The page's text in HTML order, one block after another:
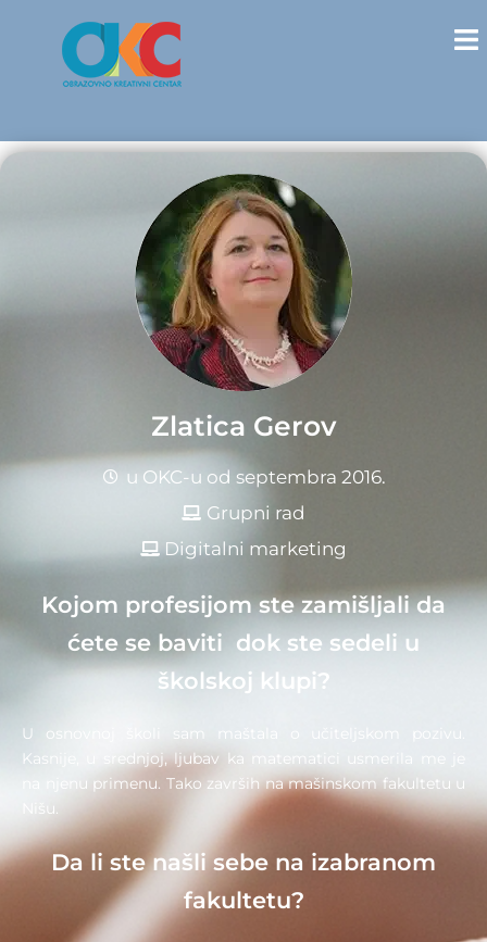
Zlatica Gerov
u OKC-u od septembra 2016.
Grupni rad
Digitalni marketing
Kojom profesijom ste zamišljali da
ćete se baviti dok ste sedeli u
školskoj klupi?
U osnovnoj školi sam maštala o učiteljskom pozivu.
Kasnije, u srednjoj, ljubav ka matematici usmerila me je
na njenu primenu. Tako završih na mašinskom fakultetu u
Nišu.
Da li ste našli sebe na izabranom
fakultetu?